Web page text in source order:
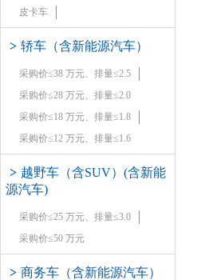
皮卡车
> 轿车（含新能源汽车）
采购价≤38 万元、排量≤2.5
采购价≤28 万元、排量≤2.0
采购价≤18 万元、排量≤1.8
采购价≤12 万元、排量≤1.6
> 越野车（含SUV）(含新能
源汽车)
采购价≤25 万元、排量≤3.0
采购价≤50 万元
> 商务车（含新能源汽车）